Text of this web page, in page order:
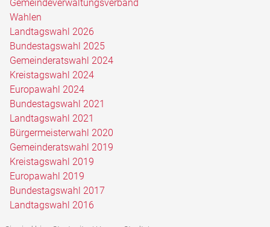
Gemeindeverwaltungsverband
Wahlen
Landtagswahl 2026
Bundestagswahl 2025
Gemeinderatswahl 2024
Kreistagswahl 2024
Europawahl 2024
Bundestagswahl 2021
Landtagswahl 2021
Bürgermeisterwahl 2020
Gemeinderatswahl 2019
Kreistagswahl 2019
Europawahl 2019
Bundestagswahl 2017
Landtagswahl 2016